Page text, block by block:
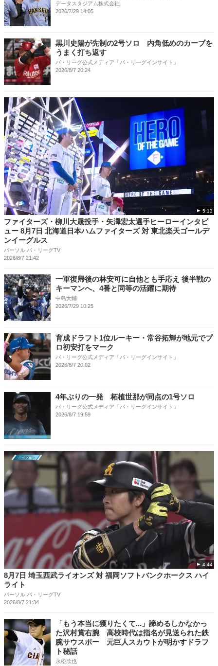
データスタジアム株式会社
2026/7/29 14:05
黒川史陽が先制の2号ソロ 内角低めのカーブを
うまく打ち返す
パ・リーグ公式メディア「パ・リーグインサイト」
2026/8/7 20:24
5:13
ファイターズ・柳川大晟投手・矢澤宏太選手ヒーローインタビ
ュー 8月7日 北海道日本ハムファイターズ 対 東北楽天ゴールデ
ンイーグルス
パーソル パ・リーグTV
2026/8/7 21:42
一軍復帰後の林安可に自他とも手応え 後半戦の
キーマンへ、4番と同等の活躍に期待
中島大輔
2026/7/29 10:25
育成ドラフト1位ルーキー・常谷拓輝が地元でプ
ロ初安打をマーク
パ・リーグ公式メディア「パ・リーグインサイト」
2026/8/7 20:02
4年ぶりの一発 柘植世那が同点の1号ソロ
パ・リーグ公式メディア「パ・リーグインサイト」
2026/8/7 19:59
4:44
8月7日 埼玉西武ライオンズ 対 福岡ソフトバンクホークス ハイ
ライト
パーソル パ・リーグTV
2026/8/7 21:34
「もう本当に獲りたくて...」諦めるしかなかっ
た沢村賞右腕 高校時代は指名が見送られた鉄
腕サウスポー 元巨人スカウトが明かすドラフ
ト秘話
永松欣也